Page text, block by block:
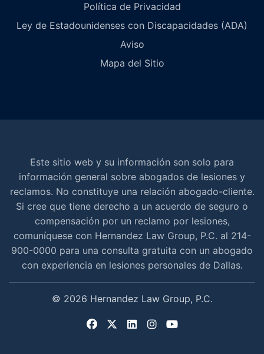
Política de Privacidad
Ley de Estadounidenses con Discapacidades (ADA)
Aviso
Mapa del Sitio
Este sitio web y su información son solo para
información general sobre abogados de lesiones y
reclamos. No constituye una relación abogado-cliente.
Si cree que tiene derecho a un acuerdo de seguro o
compensación por un reclamo por lesiones,
comuníquese con Hernandez Law Group, P.C. al 214-
900-0000 para una consulta gratuita con un abogado
con experiencia en lesiones personales de Dallas.
© 2026 Hernandez Law Group, P.C.